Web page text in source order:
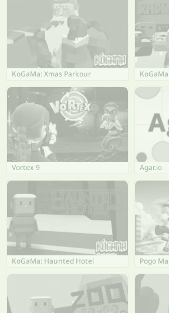
KoGaMa: Xmas Parkour
Vortex 9 Agar.io
KoGaMa: Haunted Hotel Pogo